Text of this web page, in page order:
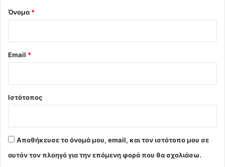
Όνομα *
Email *
Ιστότοπος
Αποθήκευσε το όνομά μου, email, και τον ιστότοπο μου σε
αυτόν τον πλοηγό για την επόμενη φορά που θα σχολιάσω.